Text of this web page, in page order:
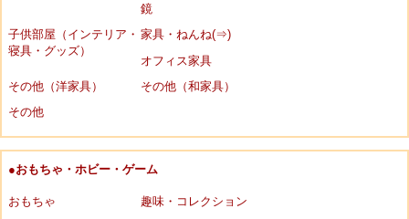
鏡
子供部屋（インテリア・
寝具・グッズ）
家具・ねんね(⇒)
オフィス家具
その他（洋家具）
その他（和家具）
その他
●おもちゃ・ホビー・ゲーム
おもちゃ
趣味・コレクション